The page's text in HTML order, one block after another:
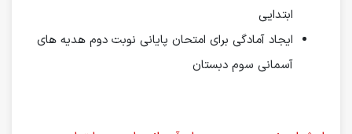
ابتدایی
ایجاد آمادگی برای امتحان پایانی نوبت دوم هدیه های
آسمانی سوم دبستان